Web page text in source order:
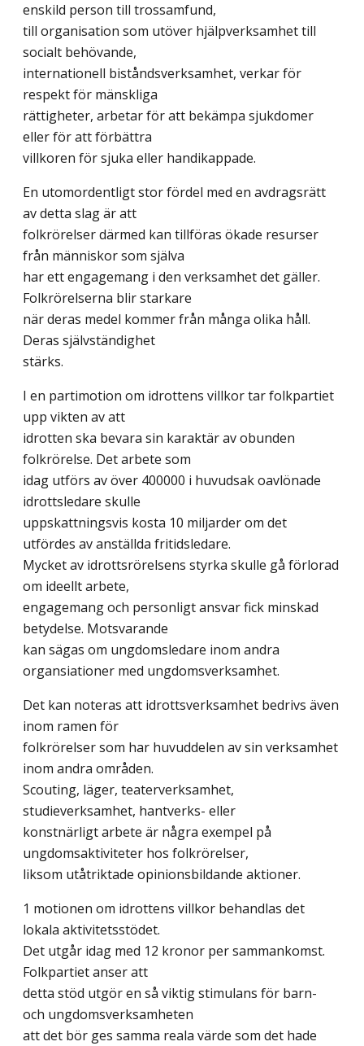
enskild person till trossamfund,
till organisation som utöver hjälpverksamhet till
socialt behövande,
internationell biståndsverksamhet, verkar för
respekt för mänskliga
rättigheter, arbetar för att bekämpa sjukdomer
eller för att förbättra
villkoren för sjuka eller handikappade.
En utomordentligt stor fördel med en avdragsrätt
av detta slag är att
folkrörelser därmed kan tillföras ökade resurser
från människor som själva
har ett engagemang i den verksamhet det gäller.
Folkrörelserna blir starkare
när deras medel kommer från många olika håll.
Deras självständighet
stärks.
I en partimotion om idrottens villkor tar folkpartiet
upp vikten av att
idrotten ska bevara sin karaktär av obunden
folkrörelse. Det arbete som
idag utförs av över 400000 i huvudsak oavlönade
idrottsledare skulle
uppskattningsvis kosta 10 miljarder om det
utfördes av anställda fritidsledare.
Mycket av idrottsrörelsens styrka skulle gå förlorad
om ideellt arbete,
engagemang och personligt ansvar fick minskad
betydelse. Motsvarande
kan sägas om ungdomsledare inom andra
organsiationer med ungdomsverksamhet.
Det kan noteras att idrottsverksamhet bedrivs även
inom ramen för
folkrörelser som har huvuddelen av sin verksamhet
inom andra områden.
Scouting, läger, teaterverksamhet,
studieverksamhet, hantverks- eller
konstnärligt arbete är några exempel på
ungdomsaktiviteter hos folkrörelser,
liksom utåtriktade opinionsbildande aktioner.
1 motionen om idrottens villkor behandlas det
lokala aktivitetsstödet.
Det utgår idag med 12 kronor per sammankomst.
Folkpartiet anser att
detta stöd utgör en så viktig stimulans för barn-
och ungdomsverksamheten
att det bör ges samma reala värde som det hade